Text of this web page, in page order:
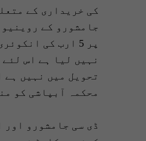
جامشورو کے
پر 5 ارب کی
نہیں لیا ہے اس
تحویل میں نہیں ہے
محکمہ آبپاشی کو
ڈی سی جامشورو اور